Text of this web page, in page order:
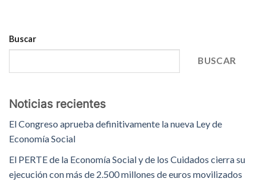
Buscar
BUSCAR
Noticias recientes
El Congreso aprueba definitivamente la nueva Ley de
Economía Social
El PERTE de la Economía Social y de los Cuidados cierra su
ejecución con más de 2.500 millones de euros movilizados